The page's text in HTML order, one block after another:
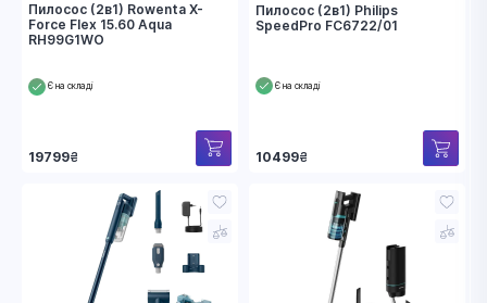
Пилосос (2в1) Rowenta X-
Force Flex 15.60 Aqua
RH99G1WO
Є на складі
19799₴
Пилосос (2в1) Philips
SpeedPro FC6722/01
Є на складі
10499₴